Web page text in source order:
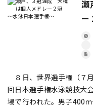
瀬
ー
８日、世界選手権（７
回日本選手権水泳競技大
場で行われた。男子400